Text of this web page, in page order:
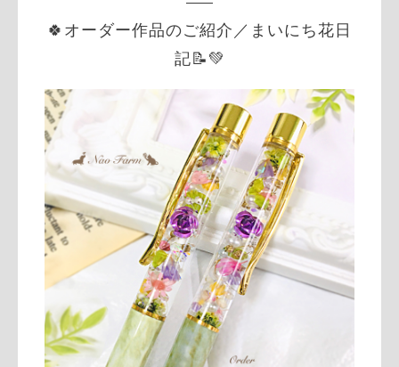
🍀オーダー作品のご紹介／まいにち花日
記📝💚